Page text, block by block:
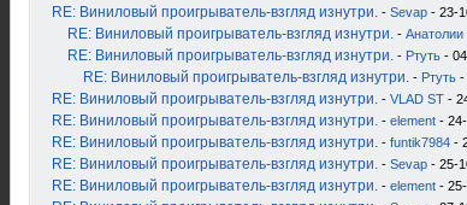
RE: Виниловый проигрыватель-взгляд изнутри. - Sevap - 23-
RE: Виниловый проигрыватель-взгляд изнутри. - Анатолии
RE: Виниловый проигрыватель-взгляд изнутри. - Ртуть -
RE: Виниловый проигрыватель-взгляд изнутри. - Ртуть -
RE: Виниловый проигрыватель-взгляд изнутри. - VLAD ST -
RE: Виниловый проигрыватель-взгляд изнутри. - element -
RE: Виниловый проигрыватель-взгляд изнутри. - funtik7984 -
RE: Виниловый проигрыватель-взгляд изнутри. - Sevap - 25-
RE: Виниловый проигрыватель-взгляд изнутри. - element -